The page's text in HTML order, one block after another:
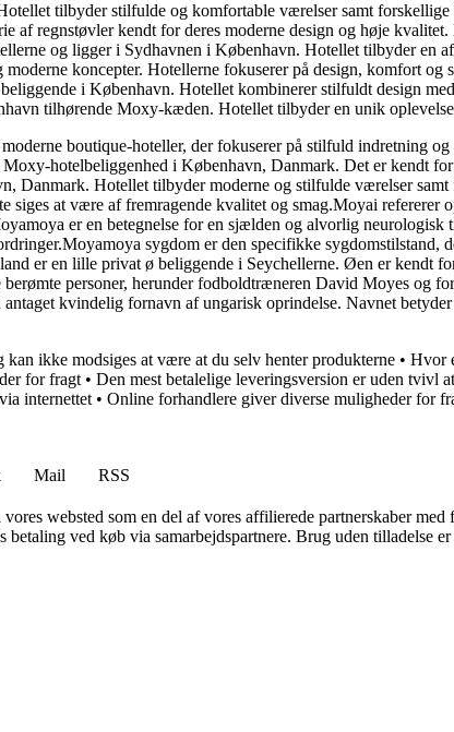
tilbyder stilfulde og komfortable værelser samt
af regnstøvler kendt for deres moderne design og høje
og ligger i Sydhavnen i København. Hotellet tilbyder en
koncepter. Hotellerne fokuserer på design, komfort og
i København. Hotellet kombinerer stilfuldt design
tilhørende Moxy-kæden. Hotellet tilbyder en unik
boutique-hoteller, der fokuserer på stilfuld indretning
hotelbeliggenhed i København, Danmark. Det er kendt
Hotellet tilbyder moderne og stilfulde værelser
at være af fremragende kvalitet og smag.Moyai refererer
er en betegnelse for en sjælden og alvorlig
sygdom er den specifikke sygdomstilstand,
er en lille privat ø beliggende i Seychellerne. Øen er kendt
personer, herunder fodboldtræneren David Moyes og
kvindelig fornavn af ungarisk oprindelse. Navnet
kan ikke modsiges at være at du selv henter produkterne • Hvor
for fragt • Den mest betalelige leveringsversion er uden tvivl
internettet • Online forhandlere giver diverse muligheder for
Mail
RSS
websted som en del af vores affilierede partnerskaber med
ved køb via samarbejdspartnere. Brug uden tilladelse